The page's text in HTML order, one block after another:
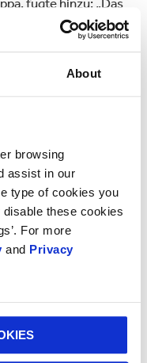
About
browsing
assist in our
type of cookies you
these cookies
For more
and Privacy
fügte hinzu: „Das
wir speziell für
haben, hat
Lösung für die
noch